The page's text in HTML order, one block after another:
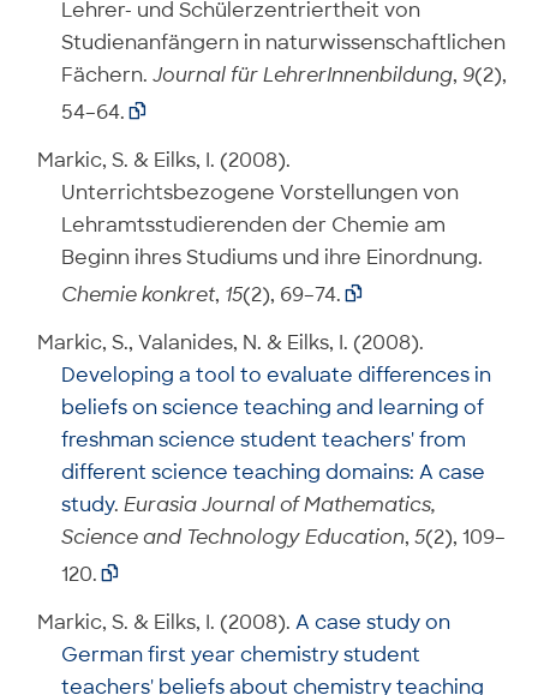
Lehrer- und Schülerzentriertheit von
Studienanfängern in naturwissenschaftlichen
Fächern. Journal für LehrerInnenbildung, 9(2),
54–64. 
Markic, S. & Eilks, I. (2008).
Unterrichtsbezogene Vorstellungen von
Lehramtsstudierenden der Chemie am
Beginn ihres Studiums und ihre Einordnung.
Chemie konkret, 15(2), 69–74. 
Markic, S., Valanides, N. & Eilks, I. (2008).
Developing a tool to evaluate differences in
beliefs on science teaching and learning of
freshman science student teachers' from
different science teaching domains: A case
study. Eurasia Journal of Mathematics,
Science and Technology Education, 5(2), 109–
120. 
Markic, S. & Eilks, I. (2008). A case study on
German first year chemistry student
teachers' beliefs about chemistry teaching